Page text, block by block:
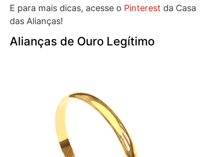
E para mais dicas, acesse o Pinterest da Casa
das Alianças!
Alianças de Ouro Legítimo